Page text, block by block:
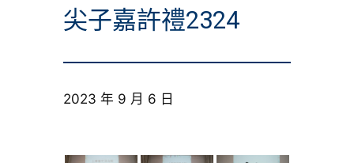
校外獎項
學校活動
學生作品
尖子嘉許禮2324
2023 年 9 月 6 日